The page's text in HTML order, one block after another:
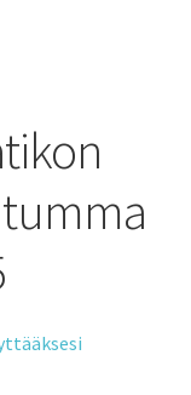
tumma